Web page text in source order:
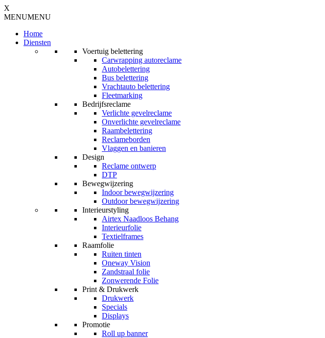
X
MENUMENU
Home
Diensten
Voertuig belettering
Carwrapping autoreclame
Autobelettering
Bus belettering
Vrachtauto belettering
Fleetmarking
Bedrijfsreclame
Verlichte gevelreclame
Onverlichte gevelreclame
Raambelettering
Reclameborden
Vlaggen en banieren
Design
Reclame ontwerp
DTP
Bewegwijzering
Indoor bewegwijzering
Outdoor bewegwijzering
Interieurstyling
Airtex Naadloos Behang
Interieurfolie
Textielframes
Raamfolie
Ruiten tinten
Oneway Vision
Zandstraal folie
Zonwerende Folie
Print & Drukwerk
Drukwerk
Specials
Displays
Promotie
Roll up banner